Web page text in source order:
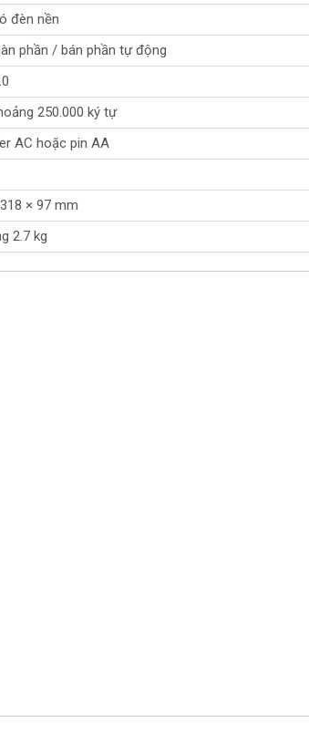
đèn nền
phần / bán phần tự động
250.000 ký tự
AC hoặc pin AA
× 97 mm
2.7 kg